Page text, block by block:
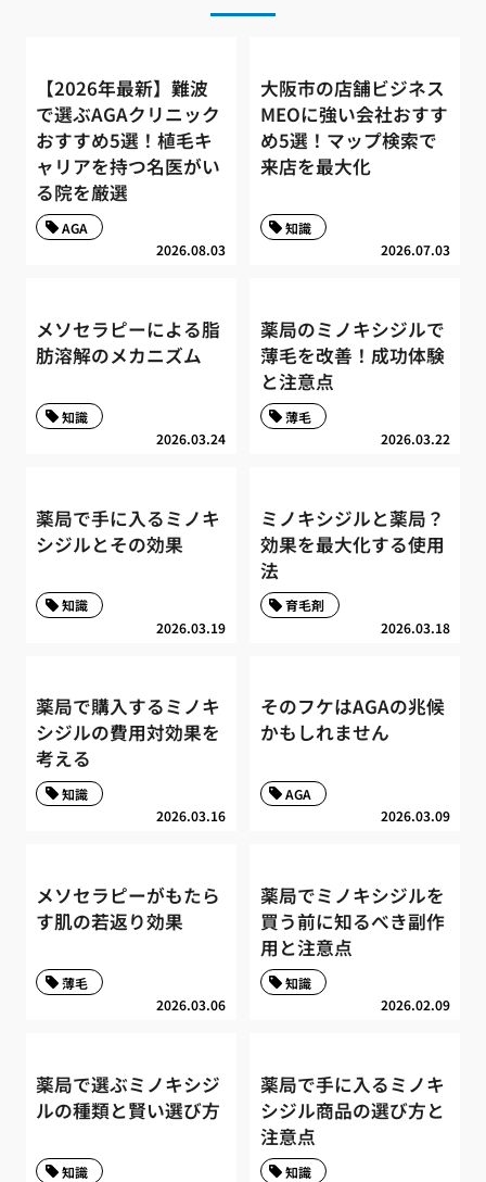
【2026年最新】難波
で選ぶAGAクリニック
おすすめ5選！植毛キ
ャリアを持つ名医がい
る院を厳選
2026.08.03
AGA
大阪市の店舗ビジネス
MEOに強い会社おすす
め5選！マップ検索で
来店を最大化
2026.07.03
知識
メソセラピーによる脂
肪溶解のメカニズム
2026.03.24
知識
薬局のミノキシジルで
薄毛を改善！成功体験
と注意点
2026.03.22
薄毛
薬局で手に入るミノキ
シジルとその効果
2026.03.19
知識
ミノキシジルと薬局？
効果を最大化する使用
法
2026.03.18
育毛剤
薬局で購入するミノキ
シジルの費用対効果を
考える
2026.03.16
知識
そのフケはAGAの兆候
かもしれません
2026.03.09
AGA
メソセラピーがもたら
す肌の若返り効果
2026.03.06
薄毛
薬局でミノキシジルを
買う前に知るべき副作
用と注意点
2026.02.09
知識
薬局で選ぶミノキシジ
ルの種類と賢い選び方
知識
薬局で手に入るミノキ
シジル商品の選び方と
注意点
知識